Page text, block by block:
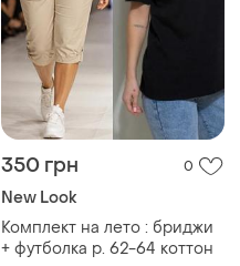
350 грн 0
New Look
Комплект на лето : бриджи
+ футболка р. 62-64 коттон